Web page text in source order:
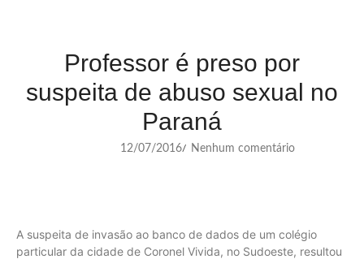
Professor é preso por
suspeita de abuso sexual no
Paraná
12/07/2016/ Nenhum comentário
A suspeita de invasão ao banco de dados de um colégio
particular da cidade de Coronel Vivida, no Sudoeste, resultou